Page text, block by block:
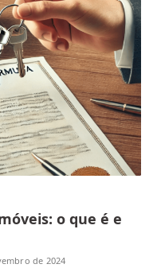
o que é e
de 2024